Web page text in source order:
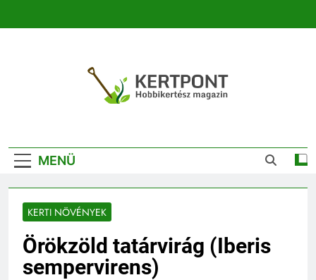
Kertészeti
Magazin |
Növénykereső És
Növényhatározó
MENÜ
KERTI NÖVÉNYEK
Örökzöld tatárvirág (Iberis
sempervirens)